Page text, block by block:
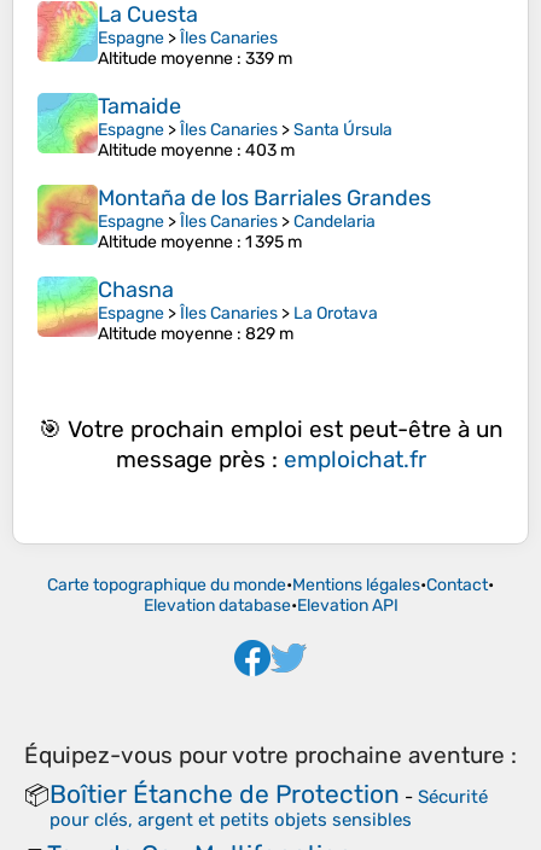
La Cuesta
Espagne >Îles Canaries
Altitude moyenne : 339 m
Tamaide
Espagne >Îles Canaries >Santa Úrsula
Altitude moyenne : 403 m
Montaña de los Barriales Grandes
Espagne >Îles Canaries >Candelaria
Altitude moyenne : 1 395 m
Chasna
Espagne >Îles Canaries > La Orotava
Altitude moyenne : 829 m
🎯 Votre prochain emploi est peut-être à un
message près : emploichat.fr
Carte topographique du monde•Mentions légales•Contact•
Elevation database•Elevation API
Équipez-vous pour votre prochaine aventure :
📦Boîtier Étanche de Protection - Sécurité
pour clés, argent et petits objets sensibles